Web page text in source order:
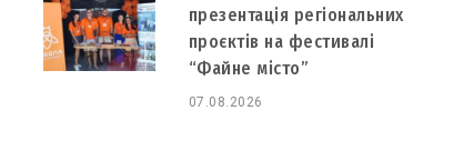
презентація регіональних
проєктів на фестивалі
“Файне місто”
07.08.2026